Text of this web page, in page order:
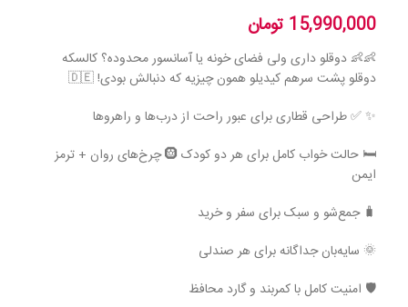
15,990,000 تومان
👶👶 دوقلو داری ولی فضای خونه یا آسانسور محدوده؟ کالسکه
دوقلو پشت سرهم کیدیلو همون چیزیه که دنبالش بودی! 🇩🇪
✨ ✅ طراحی قطاری برای عبور راحت از درب‌ها و راهروها
🛏 حالت خواب کامل برای هر دو کودک 🛞 چرخ‌های روان + ترمز
ایمن
🧳 جمع‌شو و سبک برای سفر و خرید
🌞 سایه‌بان جداگانه برای هر صندلی
🛡 امنیت کامل با کمربند و گارد محافظ